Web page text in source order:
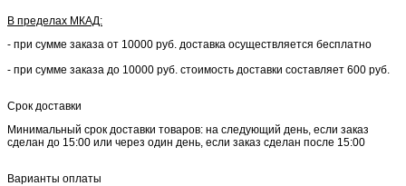
В пределах МКАД:
- при сумме заказа от 10000 руб. доставка осуществляется бесплатно
- при сумме заказа до 10000 руб. стоимость доставки составляет 600 руб.
Срок доставки
Минимальный срок доставки товаров: на следующий день, если заказ
сделан до 15:00 или через один день, если заказ сделан после 15:00
Варианты оплаты